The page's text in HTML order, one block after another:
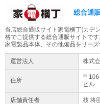
仕様説明については当店ではご回答
ごく稀に記載ミスがある場合もご
てご確認下さい。
※こちらの商品は、初期不良対応外
した場合はお手数ですがメーカー
します。
※【ラッピング】【店頭引き渡し】
※他店舗でも販売中の為、予告な
※大量注文の場合ご注文をキャンセ
総合通
当店総合通販サイト家電横丁(カデ
格でご提供する総合通販サイトです
家電製品本体、その他備品をリー
運営法人 株式
住所 〒
ビル
店舗責任者 枝 将